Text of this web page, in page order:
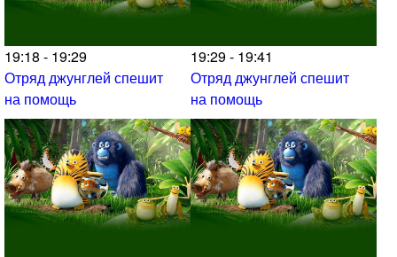
19:18 - 19:29
Отряд джунглей спешит
на помощь
19:29 - 19:41
Отряд джунглей спешит
на помощь